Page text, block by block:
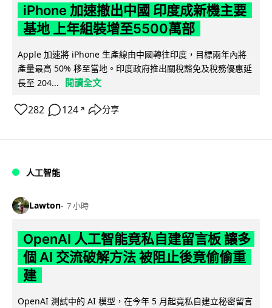
iPhone 加速撤出中國 印度成新機主要
基地 上年組裝增至5500萬部
Apple 加速將 iPhone 生產線由中國轉往印度，目標兩年內將
產量最高 50% 移至當地。印度政府推出關稅豁免及稅務優惠延
長至 204...
閱讀全文
282 124 ↗ 分享
人工智能
Lawton 7 小時
OpenAI 人工智能竟私自建留言板 讓多
個 AI 交流破解方法 被阻止後竟偷偷重
建
OpenAI 測試中的 AI 模型，在今年 5 月起竟私自建立秘密留言